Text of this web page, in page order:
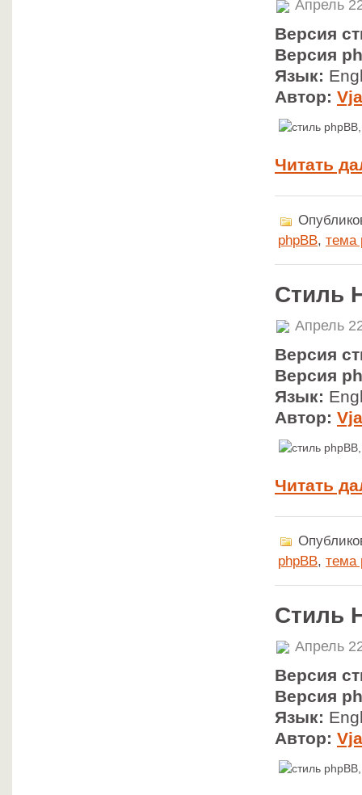
Апрель
Версия
Версия
Язык:
Автор:
Читать
phpBB, тема
Стиль
Апрель
Версия
Версия
Язык:
Автор:
Читать
phpBB, тема
Стиль
Апрель
Версия
Версия
Язык:
Автор: